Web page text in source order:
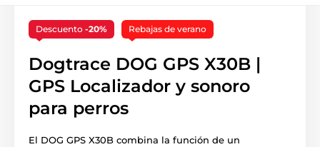
Descuento -20% Rebajas de verano
Dogtrace DOG GPS X30B |
GPS Localizador y sonoro
para perros
El DOG GPS X30B combina la función de un